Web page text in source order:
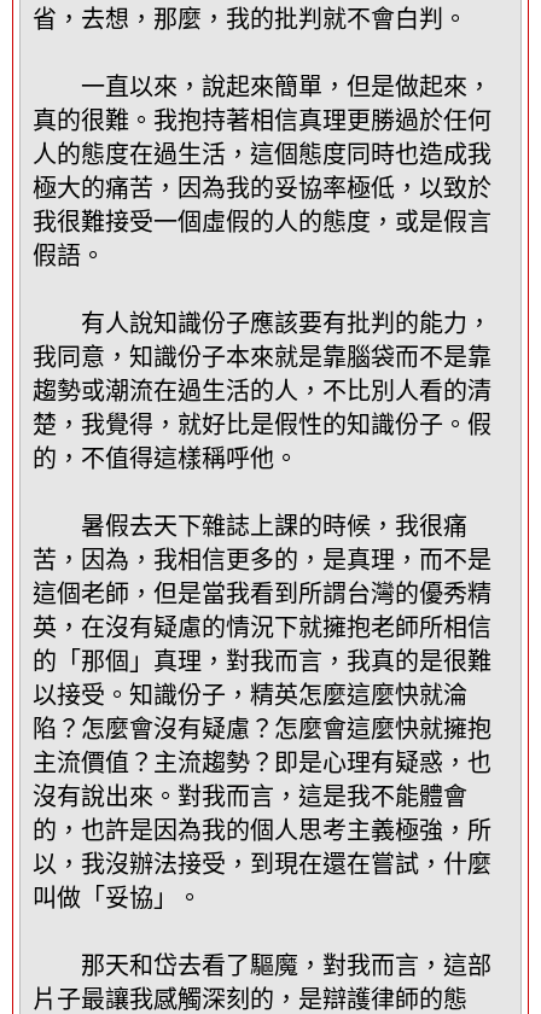
省，去想，那麼，我的批判就不會白判。
一直以來，說起來簡單，但是做起來，
真的很難。我抱持著相信真理更勝過於任何
人的態度在過生活，這個態度同時也造成我
極大的痛苦，因為我的妥協率極低，以致於
我很難接受一個虛假的人的態度，或是假言
假語。
有人說知識份子應該要有批判的能力，
我同意，知識份子本來就是靠腦袋而不是靠
趨勢或潮流在過生活的人，不比別人看的清
楚，我覺得，就好比是假性的知識份子。假
的，不值得這樣稱呼他。
暑假去天下雜誌上課的時候，我很痛
苦，因為，我相信更多的，是真理，而不是
這個老師，但是當我看到所謂台灣的優秀精
英，在沒有疑慮的情況下就擁抱老師所相信
的「那個」真理，對我而言，我真的是很難
以接受。知識份子，精英怎麼這麼快就淪
陷？怎麼會沒有疑慮？怎麼會這麼快就擁抱
主流價值？主流趨勢？即是心理有疑惑，也
沒有說出來。對我而言，這是我不能體會
的，也許是因為我的個人思考主義極強，所
以，我沒辦法接受，到現在還在嘗試，什麼
叫做「妥協」。
那天和岱去看了驅魔，對我而言，這部
片子最讓我感觸深刻的，是辯護律師的態